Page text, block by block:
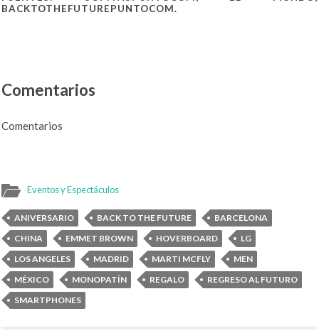
BACKTOTHEFUTUREPUNTOCOM.
Comentarios
Comentarios
Eventos y Espectáculos
ANIVERSARIO BACK TO THE FUTURE
BARCELONA
CHINA
EMMET BROWN HOVERBOARD
LG
LOS ANGELES
MADRID MARTI MCFLY
MEN
MÉXICO
MONOPATÍN REGALO
REGRESO AL FUTURO
SMARTPHONES